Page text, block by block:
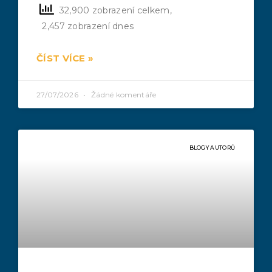
32,900 zobrazení celkem,
2,457 zobrazení dnes
ČÍST VÍCE »
27/07/2026 Žádné komentáře
BLOGY AUTORŮ